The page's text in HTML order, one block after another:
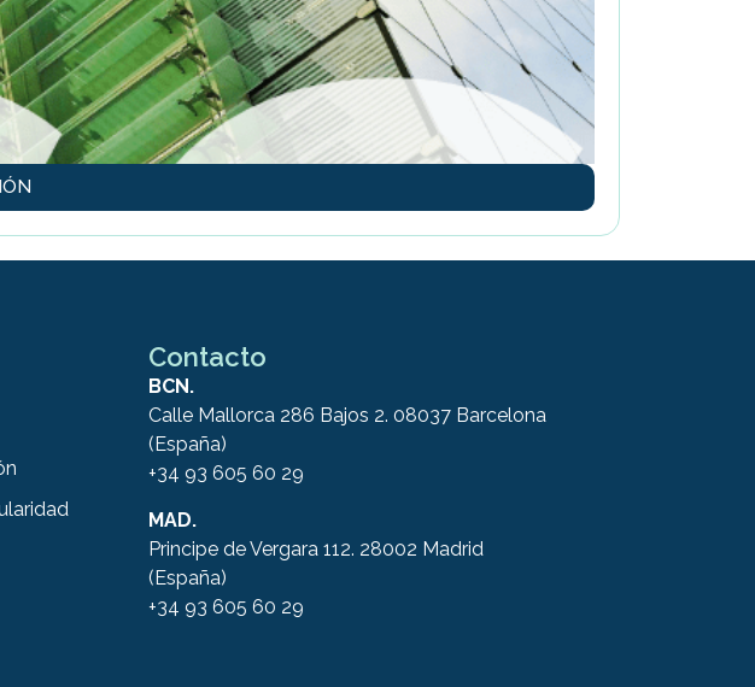
Contacto
BCN.
Calle Mallorca 286 Bajos 2. 08037 Barcelona
(España)
+34 93 605 60 29
MAD.
Principe de Vergara 112. 28002 Madrid
(España)
+34 93 605 60 29